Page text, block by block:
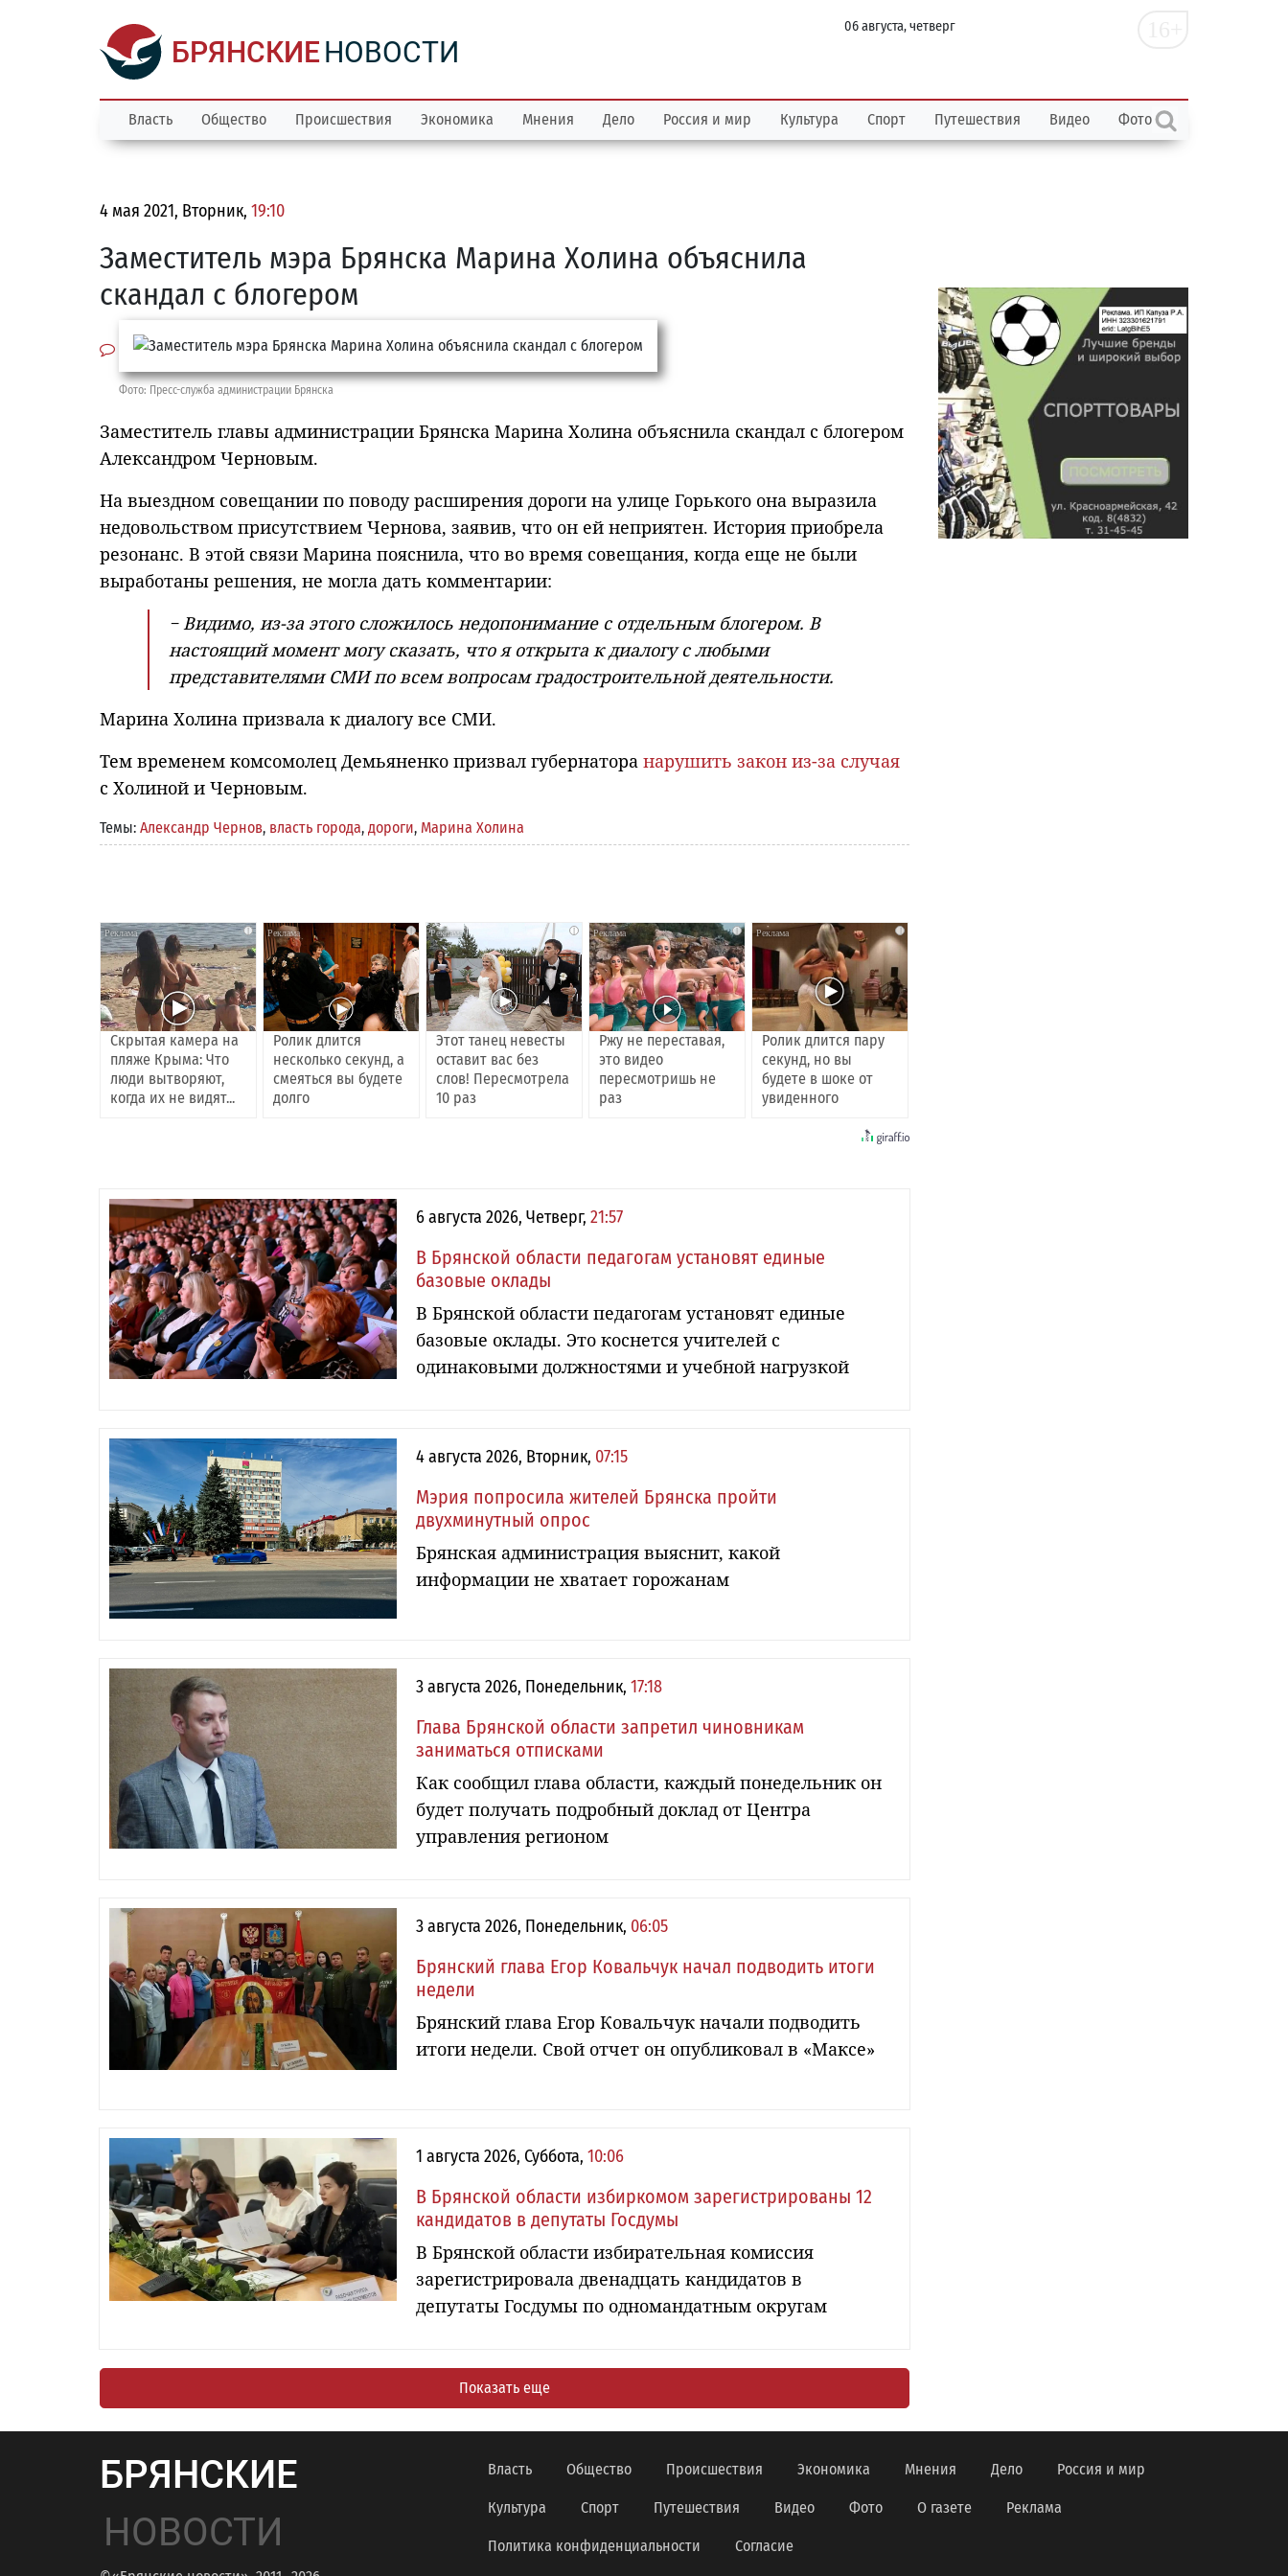
БРЯНСКИЕНОВОСТИ
06 августа, четверг
Власть Общество Происшествия Экономика Мнения Дело Россия и мир Культура Спорт Путешествия Видео Фото
4 мая 2021, Вторник, 19:10
Заместитель мэра Брянска Марина Холина объяснила
скандал с блогером
Фото: Пресс-служба администрации Брянска
Заместитель главы администрации Брянска Марина Холина объяснила скандал с блогером
Александром Черновым.
На выездном совещании по поводу расширения дороги на улице Горького она выразила
недовольством присутствием Чернова, заявив, что он ей неприятен. История приобрела
резонанс. В этой связи Марина пояснила, что во время совещания, когда еще не были
выработаны решения, не могла дать комментарии:
− Видимо, из-за этого сложилось недопонимание с отдельным блогером. В
настоящий момент могу сказать, что я открыта к диалогу с любыми
представителями СМИ по всем вопросам градостроительной деятельности.
Марина Холина призвала к диалогу все СМИ.
Тем временем комсомолец Демьяненко призвал губернатора нарушить закон из-за случая
с Холиной и Черновым.
Темы: Александр Чернов, власть города, дороги, Марина Холина
i
Скрытая камера на
пляже Крыма: Что
люди вытворяют,
когда их не видят...
i
Ролик длится
несколько секунд, а
смеяться вы будете
долго
i
Этот танец невесты
оставит вас без
слов! Пересмотрела
10 раз
i
Ржу не переставая,
это видео
пересмотришь не
раз
i
Ролик длится пару
секунд, но вы
будете в шоке от
увиденного
6 августа 2026, Четверг, 21:57
В Брянской области педагогам установят единые
базовые оклады
В Брянской области педагогам установят единые
базовые оклады. Это коснется учителей с
одинаковыми должностями и учебной нагрузкой
4 августа 2026, Вторник, 07:15
Мэрия попросила жителей Брянска пройти
двухминутный опрос
Брянская администрация выяснит, какой
информации не хватает горожанам
3 августа 2026, Понедельник, 17:18
Глава Брянской области запретил чиновникам
заниматься отписками
Как сообщил глава области, каждый понедельник он
будет получать подробный доклад от Центра
управления регионом
3 августа 2026, Понедельник, 06:05
Брянский глава Егор Ковальчук начал подводить итоги
недели
Брянский глава Егор Ковальчук начали подводить
итоги недели. Свой отчет он опубликовал в «Максе»
1 августа 2026, Суббота, 10:06
В Брянской области избиркомом зарегистрированы 12
кандидатов в депутаты Госдумы
В Брянской области избирательная комиссия
зарегистрировала двенадцать кандидатов в
депутаты Госдумы по одномандатным округам
Показать еще
БРЯНСКИЕ
НОВОСТИ
Власть Общество Происшествия Экономика Мнения Дело Россия и мир
Культура Спорт Путешествия Видео Фото О газете Реклама
Политика конфиденциальности Согласие